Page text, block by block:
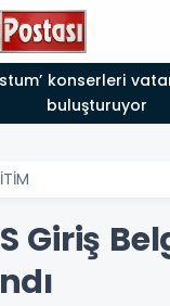
açık havada
Giriş